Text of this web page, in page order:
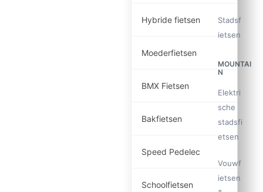
Hybride fietsen
Moederfietsen
BMX Fietsen
Bakfietsen
Speed Pedelec
Schoolfietsen
Stadsf
ietsen
MOUNTAI
N
Elektri
sche
stadsfi
etsen
Vouwf
ietsen